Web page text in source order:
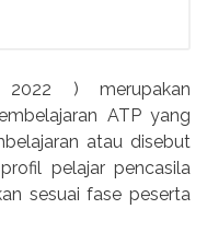
) merupakan
ATP yang
atau disebut
pelajar pencasila
sesuai fase peserta